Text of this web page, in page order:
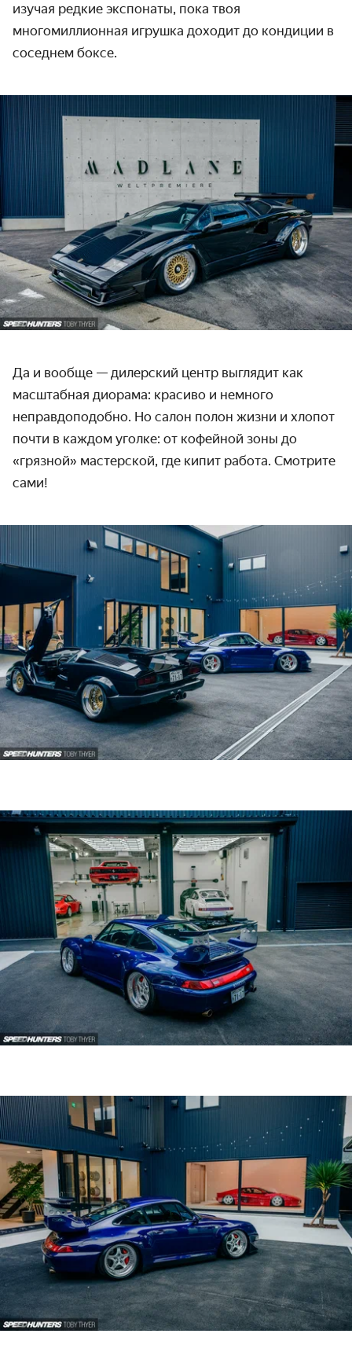
изучая редкие экспонаты, пока твоя
многомиллионная игрушка доходит до кондиции в
соседнем боксе.
Да и вообще — дилерский центр выглядит как
масштабная диорама: красиво и немного
неправдоподобно. Но салон полон жизни и хлопот
почти в каждом уголке: от кофейной зоны до
«грязной» мастерской, где кипит работа. Смотрите
сами!